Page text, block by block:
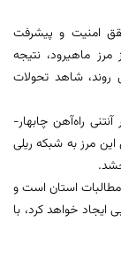
امنیت و پیشرفت
ماهیرود، نتیجه
شاهد تحولات
راه‌آهن چابهار-
مرز به شبکه ریلی
مطالبات استان است و
خواهد کرد، با